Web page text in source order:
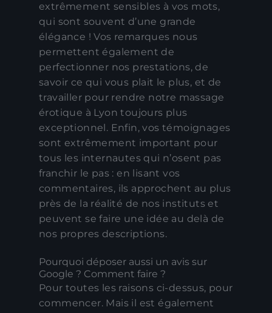
extrêmement sensibles à vos mots,
qui sont souvent d’une grande
élégance ! Vos remarques nous
permettent également de
perfectionner nos prestations, de
savoir ce qui vous plait le plus, et de
travailler pour rendre notre massage
érotique à Lyon toujours plus
exceptionnel. Enfin, vos témoignages
sont extrêmement important pour
tous les internautes qui n’osent pas
franchir le pas : en lisant vos
commentaires, ils approchent au plus
près de la réalité de nos instituts et
peuvent se faire une idée au delà de
nos propres descriptions.
Pourquoi déposer aussi un avis sur
Google ? Comment faire ?
Pour toutes les raisons ci-dessus, pour
commencer. Mais il est également